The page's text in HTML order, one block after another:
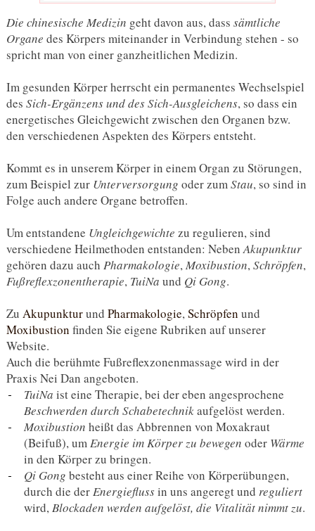
Die chinesische Medizin geht davon aus, dass sämtliche
Organe des Körpers miteinander in Verbindung stehen - so
spricht man von einer ganzheitlichen Medizin.
Im gesunden Körper herrscht ein permanentes Wechselspiel
des Sich-Ergänzens und des Sich-Ausgleichens, so dass ein
energetisches Gleichgewicht zwischen den Organen bzw.
den verschiedenen Aspekten des Körpers entsteht.
Kommt es in unserem Körper in einem Organ zu Störungen,
zum Beispiel zur Unterversorgung oder zumStau, so sind in
Folge auch andere Organe betroffen.
Um entstandene Ungleichgewichte zu regulieren, sind
verschiedene Heilmethoden entstanden: NebenAkupunktur
gehören dazu auch Pharmakologie,Moxibustion,Schröpfen,
Fußreflexzonentherapie, TuiNa und Qi Gong.
Zu Akupunkturund Pharmakologie,Schröpfen und
Moxibustion finden Sie eigene Rubriken auf unserer
Website.
Auch die berühmte Fußreflexzonenmassage wird in der
Praxis Nei Dan angeboten.
TuiNa ist eine Therapie, bei der eben angesprochene
Beschwerden durch Schabetechnikaufgelöst werden.
Moxibustion heißt das Abbrennen von Moxakraut
(Beifuß), umEnergie im Körper zu bewegen oder Wärme
in den Körper zu bringen.
Qi Gong besteht aus einer Reihe von Körperübungen,
durch die derEnergieflussin uns angeregt und reguliert
wird,Blockaden werden aufgelöst, die Vitalität nimmt zu.